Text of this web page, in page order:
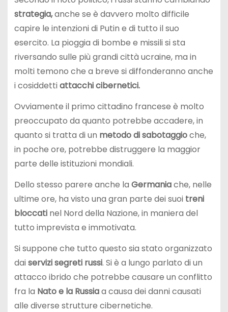
strategia,anche se è davvero molto difficile
capire le intenzioni di Putin e di tutto il suo
esercito. La pioggia di bombe e missili si sta
riversando sulle più grandi città ucraine, ma in
molti temono che a breve si diffonderanno anche
i cosiddettiattacchi cibernetici.
Ovviamente il primo cittadino francese è molto
preoccupato da quanto potrebbe accadere, in
quanto si tratta di un metodo di sabotaggioche,
in poche ore, potrebbe distruggere la maggior
parte delle istituzioni mondiali.
Dello stesso parere anche la Germaniache, nelle
ultime ore, ha visto una gran parte dei suoi treni
bloccatinel Nord della Nazione, in maniera del
tutto imprevista e immotivata.
Si suppone che tutto questo sia stato organizzato
daiservizi segreti russi. Si è a lungo parlato di un
attacco ibrido che potrebbe causare un conflitto
fra la Nato e la Russiaa causa dei danni causati
alle diverse strutture cibernetiche.